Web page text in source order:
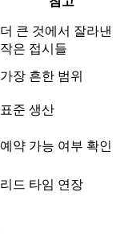
더 큰 것에서 잘라낸
작은 접시들
가장 흔한 범위
표준 생산
예약 가능 여부 확인
리드 타임 연장